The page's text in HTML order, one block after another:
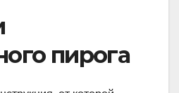
пирога